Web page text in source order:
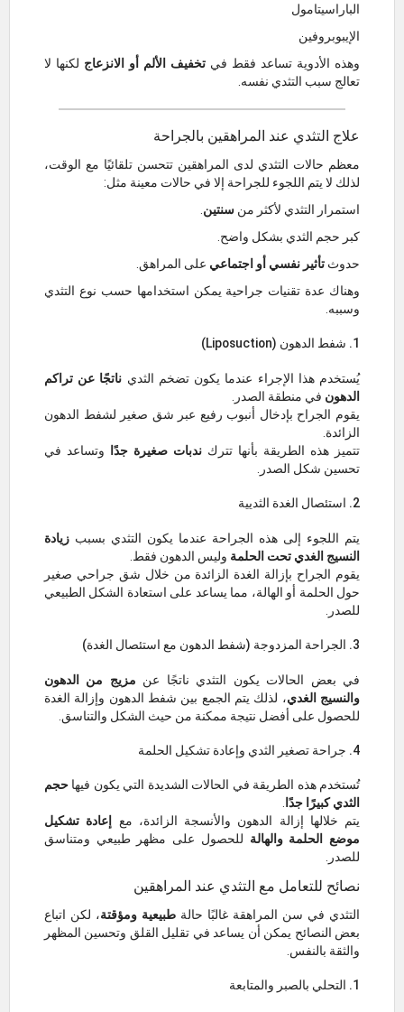
الباراسيتامول
الإيبوبروفين
وهذه الأدوية تساعد فقط في تخفيف الألم أو الانزعاج لكنها لا
تعالج سبب التثدي نفسه.
علاج التثدي عند المراهقين بالجراحة
معظم حالات التثدي لدى المراهقين تتحسن تلقائيًا مع الوقت،
لذلك لا يتم اللجوء للجراحة إلا في حالات معينة مثل:
استمرار التثدي لأكثر من سنتين.
كبر حجم الثدي بشكل واضح.
حدوث تأثير نفسي أو اجتماعي على المراهق.
وهناك عدة تقنيات جراحية يمكن استخدامها حسب نوع التثدي
وسببه.
1. شفط الدهون (Liposuction)
يُستخدم هذا الإجراء عندما يكون تضخم الثدي ناتجًا عن تراكم
الدهون في منطقة الصدر.
يقوم الجراح بإدخال أنبوب رفيع عبر شق صغير لشفط الدهون
الزائدة.
تتميز هذه الطريقة بأنها تترك ندبات صغيرة جدًا
وتساعد في
تحسين شكل الصدر.
2. استئصال الغدة الثديية
يتم اللجوء إلى هذه الجراحة عندما يكون التثدي بسبب زيادة
النسيج الغدي تحت الحلمة وليس الدهون فقط.
يقوم الجراح بإزالة الغدة الزائدة من خلال شق جراحي صغير
حول الحلمة أو الهالة، مما يساعد على استعادة الشكل الطبيعي
للصدر.
3. الجراحة المزدوجة (شفط الدهون مع استئصال الغدة)
في بعض الحالات يكون التثدي ناتجًا عن مزيج من الدهون
والنسيج الغدي، لذلك يتم الجمع بين شفط الدهون وإزالة الغدة
للحصول على أفضل نتيجة ممكنة من حيث الشكل والتناسق.
4. جراحة تصغير الثدي وإعادة تشكيل الحلمة
تُستخدم هذه الطريقة في الحالات الشديدة التي يكون فيها حجم
الثدي كبيرًا جدًا .
يتم خلالها إزالة الدهون والأنسجة الزائدة، مع
إعادة تشكيل
موضع الحلمة والهالة للحصول على مظهر طبيعي ومتناسق
للصدر.
نصائح للتعامل مع التثدي عند المراهقين
التثدي في سن المراهقة غالبًا حالة طبيعية ومؤقتة، لكن اتباع
بعض النصائح يمكن أن يساعد في تقليل القلق وتحسين المظهر
والثقة بالنفس.
1. التحلي بالصبر والمتابعة